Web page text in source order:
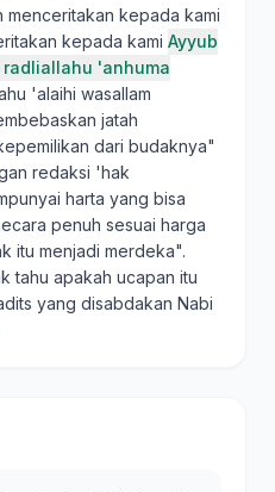
menceritakan kepada kami
kepada kami Ayyub
radliallahu 'anhuma
'alaihi wasallam
jatah
dari budaknya"
redaksi 'hak
harta yang bisa
penuh sesuai harga
itu menjadi merdeka".
tahu apakah ucapan itu
yang disabdakan Nabi